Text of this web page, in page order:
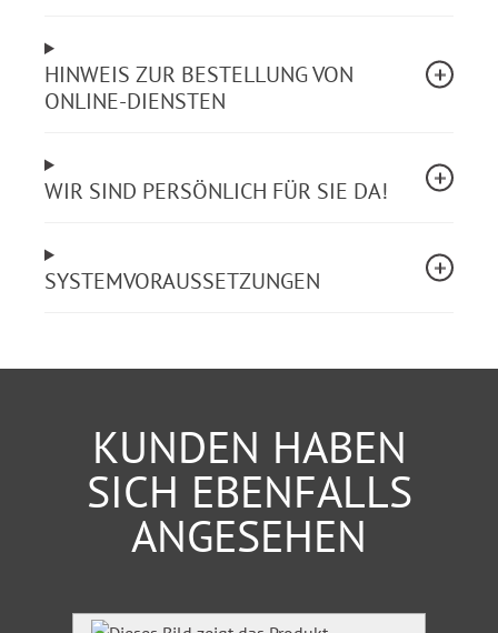
Inklusive 3 Lizenzen
Der angegebene Preis umfasst die Zugangsrechte für
drei Arbeitsplätze.
HINWEIS ZUR BESTELLUNG VON
ONLINE-DIENSTEN
WIR SIND PERSÖNLICH FÜR SIE DA!
SYSTEMVORAUSSETZUNGEN
KUNDEN HABEN
SICH EBENFALLS
ANGESEHEN
Produktgalerie überspringen